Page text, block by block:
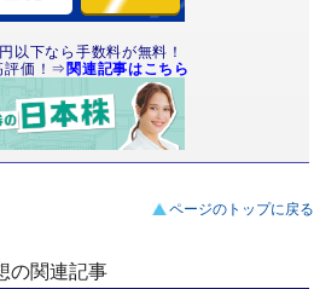
以下なら手数料が無料！
評価！⇒ 関連記事はこちら
ページのトップに戻る
の関連記事